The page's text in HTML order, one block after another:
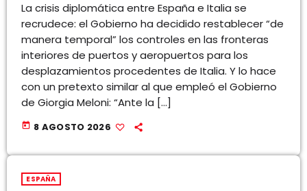
La crisis diplomática entre España e Italia se
recrudece: el Gobierno ha decidido restablecer “de
manera temporal” los controles en las fronteras
interiores de puertos y aeropuertos para los
desplazamientos procedentes de Italia. Y lo hace
con un pretexto similar al que empleó el Gobierno
de Giorgia Meloni: “Ante la […]
today 8 AGOSTO 2026
ESPAÑA